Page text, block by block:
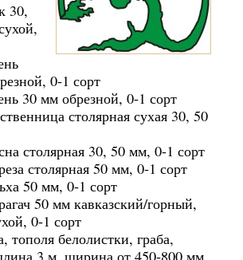
30,
0-1 сорт
30 мм обрезной, 0-1 сорт
столярная сухая 30, 50
столярная 30, 50 мм, 0-1 сорт
столярная 50 мм, 0-1 сорт
50 мм, 0-1 сорт
50 мм кавказский/горный,
0-1 сорт
тополя белолистки, граба,